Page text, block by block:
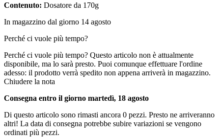
Contenuto: Dosatore da 170g
In magazzino dal giorno 14 agosto
Perché ci vuole più tempo?
Perché ci vuole più tempo? Questo articolo non è attualmente
disponibile, ma lo sarà presto. Puoi comunque effettuare l'ordine
adesso: il prodotto verrà spedito non appena arriverà in magazzino.
Chiudere la nota
Consegna entro il giorno martedì, 18 agosto
Di questo articolo sono rimasti ancora 0 pezzi. Presto ne arriveranno
altri! La data di consegna potrebbe subire variazioni se vengono
ordinati più pezzi.